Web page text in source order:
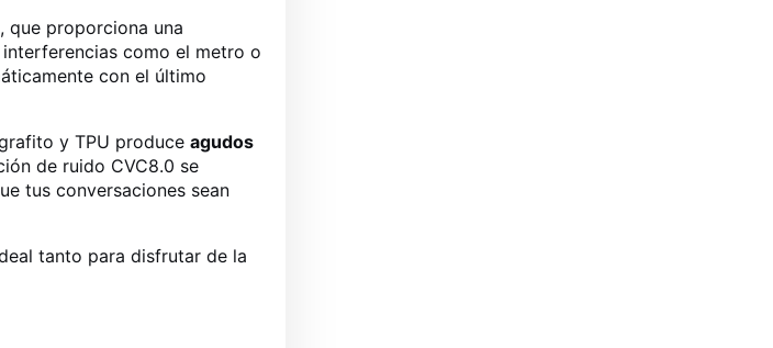
, que proporciona una
como el metro o
con el último
y TPU produce agudos
de ruido CVC8.0 se
tus conversaciones sean
tanto para disfrutar de la